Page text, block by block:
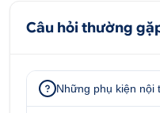
Câu hỏi thường
Những phụ kiện nội